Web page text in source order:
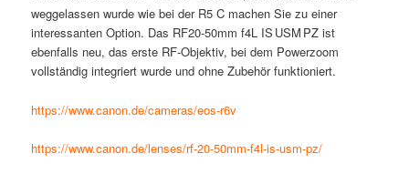
weggelassen wurde wie bei der R5 C machen Sie zu einer
interessanten Option. Das RF20-50mm f4L IS USM PZ ist
ebenfalls neu, das erste RF-Objektiv, bei dem Powerzoom
vollständig integriert wurde und ohne Zubehör funktioniert.
https://www.canon.de/cameras/eos-r6v
https://www.canon.de/lenses/rf-20-50mm-f4l-is-usm-pz/